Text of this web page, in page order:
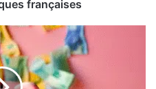
françaises